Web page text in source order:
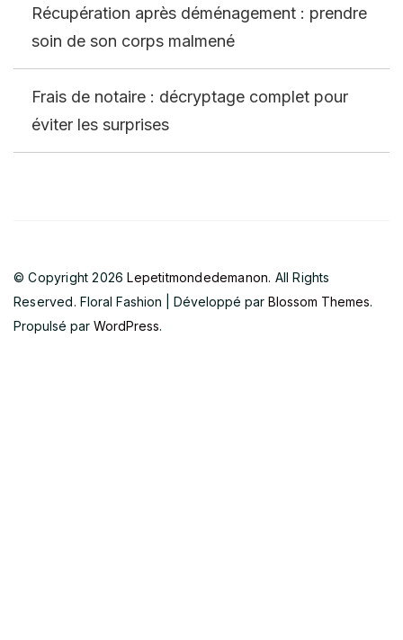
Récupération après déménagement : prendre
soin de son corps malmené
Frais de notaire : décryptage complet pour
éviter les surprises
© Copyright 2026Lepetitmondedemanon. All Rights
Reserved. Floral Fashion | Développé par Blossom Themes.
Propulsé par WordPress.